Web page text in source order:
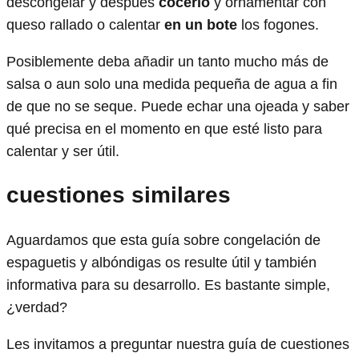
queso rallado o calentar en un bote los fogones.
Posiblemente deba añadir un tanto mucho más de
salsa o aun solo una medida pequeña de agua a fin
de que no se seque. Puede echar una ojeada y saber
qué precisa en el momento en que esté listo para
calentar y ser útil.
cuestiones similares
Aguardamos que esta guía sobre congelación de
espaguetis y albóndigas os resulte útil y también
informativa para su desarrollo. Es bastante simple,
¿verdad?
Les invitamos a preguntar nuestra guía de cuestiones